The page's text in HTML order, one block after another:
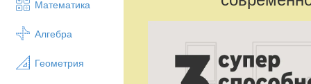
Математика
Алгебра
Геометрия